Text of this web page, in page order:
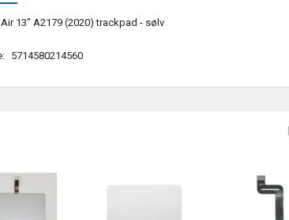
13" A2179 (2020) trackpad - sølv
5714580214560